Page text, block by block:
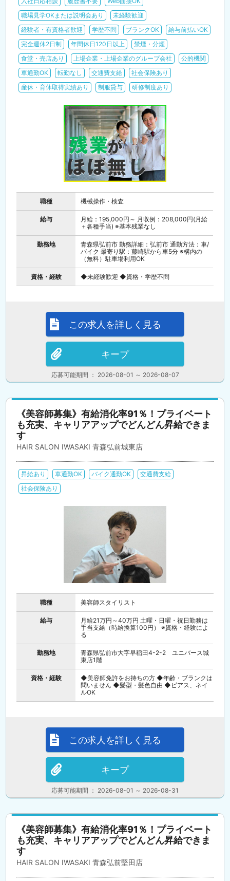
職場見学OKまたは説明会あり
未経験歓迎
経験者・有資格者歓迎
学歴不問 ブランクOK
給与前払いOK
完全週休2日制
年間休日120日以上
禁煙・分煙
食堂・売店あり
上場企業・上場企業のグループ会社
公的機関
車通勤OK
転勤なし 交通費支給
社会保険あり
産休・育休取得実績あり
制服貸与 研修制度あり
職種 機械操作・検査
給与
月給：195,000円～ 月収例：208,000円(月給
＋各種手当) ※基本残業なし
勤務地
青森県弘前市 勤務詳細：弘前市 通勤方法：車/
バイク 最寄り駅：藤崎駅から車5分 ※構内の
（無料）駐車場利用OK
資格・経験 ◆未経験歓迎 ◆資格・学歴不問
応募可能期間 ： 2026-08-01 ～ 2026-08-07
この求人を詳しく見る
キープ
《美容師募集》有給消化率91％！プライベート
も充実、キャリアアップでどんどん昇給できま
す
HAIR SALON IWASAKI 青森弘前城東店
昇給あり 車通勤OK バイク通勤OK
交通費支給
社会保険あり
職種 美容師スタイリスト
給与
月給21万円～40万円 土曜・日曜・祝日勤務は
手当支給（時給換算100円） ※資格・経験によ
る
勤務地
青森県弘前市大字早稲田4-2-2 ユニバース城
東店1階
資格・経験
◆美容師免許をお持ちの方 ◆年齢・ブランクは
問いません ◆髪型・髪色自由 ◆ピアス、ネイ
ルOK
応募可能期間 ： 2026-08-01 ～ 2026-08-31
この求人を詳しく見る
キープ
《美容師募集》有給消化率91％！プライベート
も充実、キャリアアップでどんどん昇給できま
す
HAIR SALON IWASAKI 青森弘前堅田店